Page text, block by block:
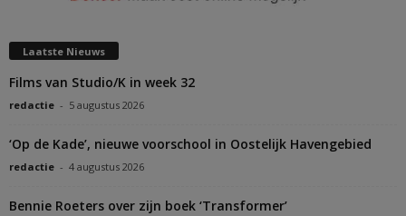
Laatste Nieuws
Films van Studio/K in week 32
redactie - 5 augustus 2026
‘Op de Kade’, nieuwe voorschool in Oostelijk Havengebied
redactie - 4 augustus 2026
Bennie Roeters over zijn boek ‘Transformer’